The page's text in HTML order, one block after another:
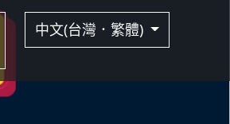
中文(台灣．繁體)